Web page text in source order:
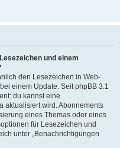
und einem
den Lesezeichen in Web-
einem Update. Seit phpBB 3.1
du kannst eine
aktualisiert wird. Abonnements
eines Themas oder eines
für Lesezeichen und
unter „Benachrichtigungen